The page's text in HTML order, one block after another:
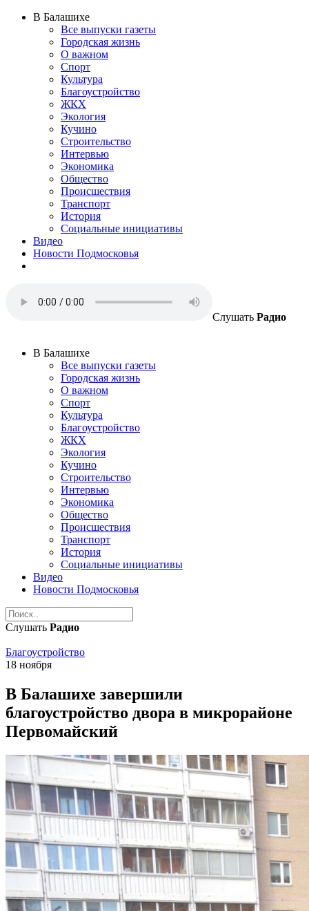
В Балашихе
Все выпуски газеты
Городская жизнь
О важном
Спорт
Культура
Благоустройство
ЖКХ
Экология
Кучино
Строительство
Интервью
Экономика
Общество
Происшествия
Транспорт
История
Социальные инициативы
Видео
Новости Подмосковья
Слушать Радио
В Балашихе
Все выпуски газеты
Городская жизнь
О важном
Спорт
Культура
Благоустройство
ЖКХ
Экология
Кучино
Строительство
Интервью
Экономика
Общество
Происшествия
Транспорт
История
Социальные инициативы
Видео
Новости Подмосковья
Слушать Радио
Благоустройство
18 ноября
В Балашихе завершили
благоустройство двора в микрорайоне
Первомайский